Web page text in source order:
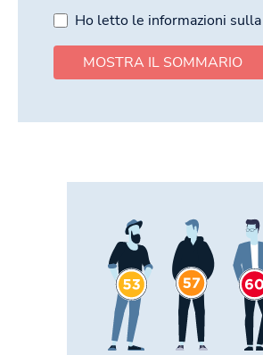
Ho letto le informazioni
MOSTRA IL SOMMARIO